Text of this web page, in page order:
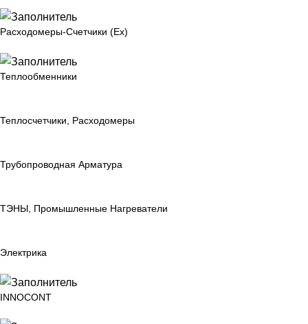
Расходомеры-Счетчики (Ex)
Теплообменники
Теплосчетчики, Расходомеры
Трубопроводная Арматура
ТЭНЫ, Промышленные Нагреватели
Электрика
INNOCONT